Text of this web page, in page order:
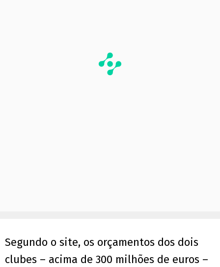
Segundo o site, os orçamentos dos dois
clubes – acima de 300 milhões de euros –